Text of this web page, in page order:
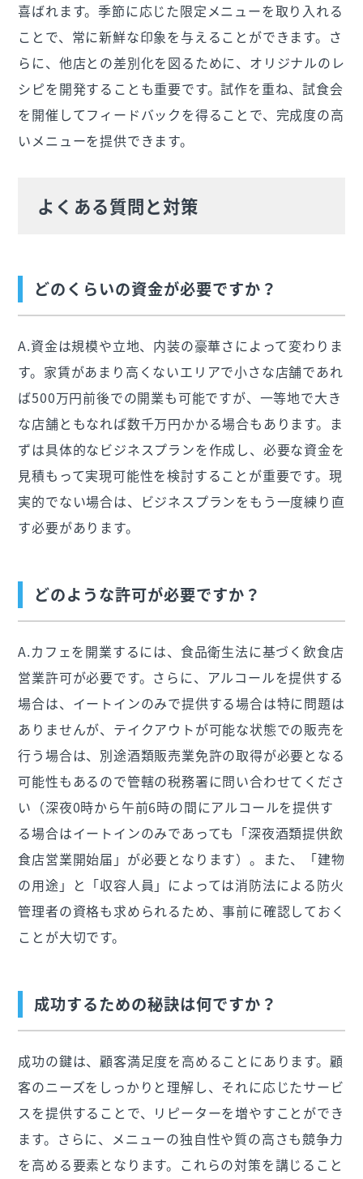
喜ばれます。季節に応じた限定メニューを取り入れる
ことで、常に新鮮な印象を与えることができます。さ
らに、他店との差別化を図るために、オリジナルのレ
シピを開発することも重要です。試作を重ね、試食会
を開催してフィードバックを得ることで、完成度の高
いメニューを提供できます。
よくある質問と対策
どのくらいの資金が必要ですか？
A.資金は規模や立地、内装の豪華さによって変わりま
す。家賃があまり高くないエリアで小さな店舗であれ
ば500万円前後での開業も可能ですが、一等地で大き
な店舗ともなれば数千万円かかる場合もあります。ま
ずは具体的なビジネスプランを作成し、必要な資金を
見積もって実現可能性を検討することが重要です。現
実的でない場合は、ビジネスプランをもう一度練り直
す必要があります。
どのような許可が必要ですか？
A.カフェを開業するには、食品衛生法に基づく飲食店
営業許可が必要です。さらに、アルコールを提供する
場合は、イートインのみで提供する場合は特に問題は
ありませんが、テイクアウトが可能な状態での販売を
行う場合は、別途酒類販売業免許の取得が必要となる
可能性もあるので管轄の税務署に問い合わせてくださ
い（深夜0時から午前6時の間にアルコールを提供す
る場合はイートインのみであっても「深夜酒類提供飲
食店営業開始届」が必要となります）。また、「建物
の用途」と「収容人員」によっては消防法による防火
管理者の資格も求められるため、事前に確認しておく
ことが大切です。
成功するための秘訣は何ですか？
成功の鍵は、顧客満足度を高めることにあります。顧
客のニーズをしっかりと理解し、それに応じたサービ
スを提供することで、リピーターを増やすことができ
ます。さらに、メニューの独自性や質の高さも競争力
を高める要素となります。これらの対策を講じること